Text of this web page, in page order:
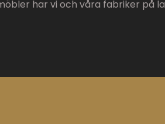
har vi och våra fabriker på